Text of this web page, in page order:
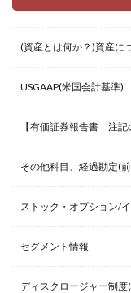
(資産とは何か？)資産に
USGAAP(米国会計基準)
【有価証券報告書 注記
その他科目、経過勘定(
ストック・オプション/
セグメント情報
ディスクロージャー制